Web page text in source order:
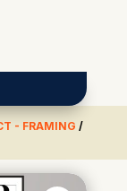
- FRAMING /